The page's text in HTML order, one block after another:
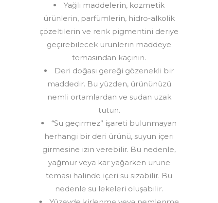
Yağlı maddelerin, kozmetik
ürünlerin, parfümlerin, hidro-alkolik
çözeltilerin ve renk pigmentini deriye
geçirebilecek ürünlerin maddeye
temasından kaçının.
Deri doğası gereği gözenekli bir
maddedir. Bu yüzden, ürününüzü
nemli ortamlardan ve sudan uzak
tutun.
“Su geçirmez” işareti bulunmayan
herhangi bir deri ürünü, suyun içeri
girmesine izin verebilir. Bu nedenle,
yağmur veya kar yağarken ürüne
teması halinde içeri su sızabilir. Bu
nedenle su lekeleri oluşabilir.